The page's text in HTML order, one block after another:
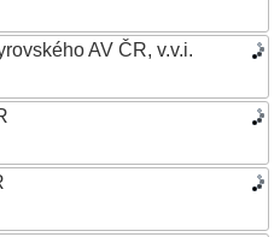
AV ČR, v.v.i.